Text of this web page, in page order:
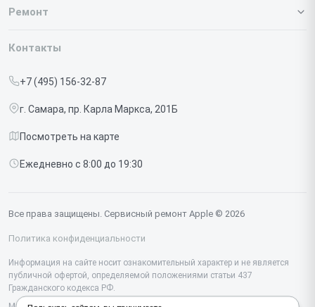
О нашем сервисе
Срочный ремонт
Доставка и способы оплаты
Диагностика
Контакты
Ремонт
Iphone
Studio Display
Vision Pro
Контакты
+7 (495) 156-32-87
г. Самара, пр. Карла Маркса, 201Б
Посмотреть на карте
Ежедневно с 8:00 до 19:30
Все права защищены. Сервисный ремонт Apple © 2026
Политика конфиденциальности
Информация на сайте носит ознакомительный характер и не является
публичной офертой, определяемой положениями статьи 437
Гражданского кодекса РФ.